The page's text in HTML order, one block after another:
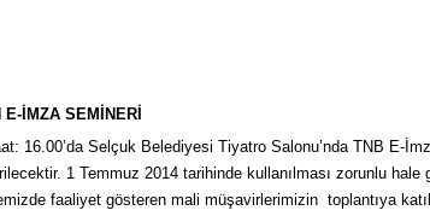
E-İMZA SEMİNERİ
16.00’da Selçuk Belediyesi Tiyatro Salonu’nda TNB E-
1 Temmuz 2014 tarihinde kullanılması zorunlu
faaliyet gösteren mali müşavirlerimizin toplantıya